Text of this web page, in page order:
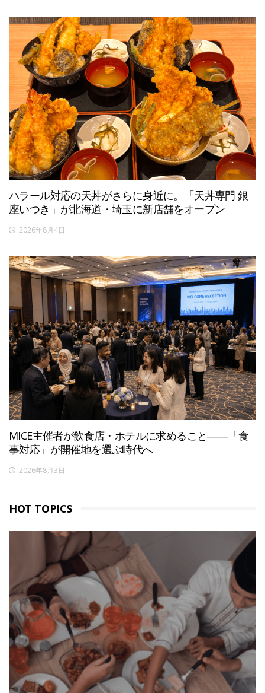
ハラール対応の天丼がさらに身近に。「天丼専門 銀
座いつき」が北海道・埼玉に新店舗をオープン
2026年8月4日
MICE主催者が飲食店・ホテルに求めること――「食
事対応」が開催地を選ぶ時代へ
2026年8月3日
HOT TOPICS